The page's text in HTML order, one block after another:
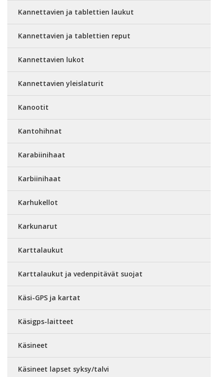
Kannettavien ja tablettien laukut
Kannettavien ja tablettien reput
Kannettavien lukot
Kannettavien yleislaturit
Kanootit
Kantohihnat
Karabiinihaat
Karbiinihaat
Karhukellot
Karkunarut
Karttalaukut
Karttalaukut ja vedenpitävät suojat
Käsi-GPS ja kartat
Käsigps-laitteet
Käsineet
Käsineet lapset syksy/talvi